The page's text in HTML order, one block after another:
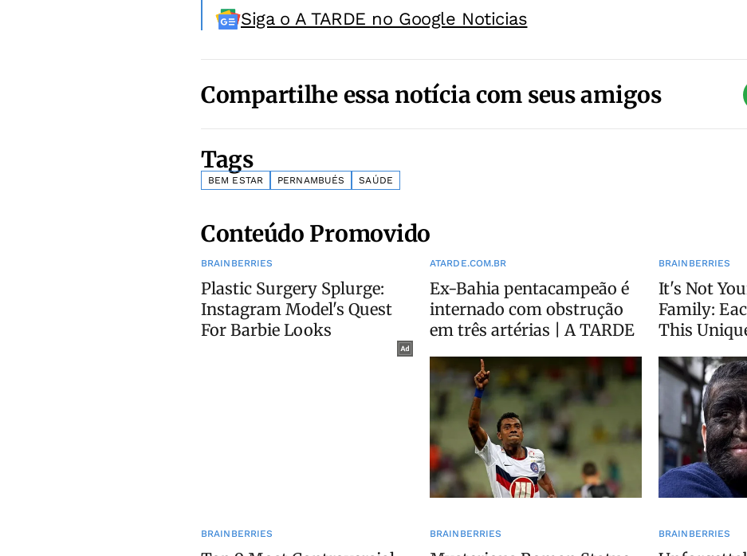
Siga o A TARDE no Google Noticias
Compartilhe essa notícia com seus amigos
Tags
BEM ESTAR PERNAMBUÉS SAÚDE